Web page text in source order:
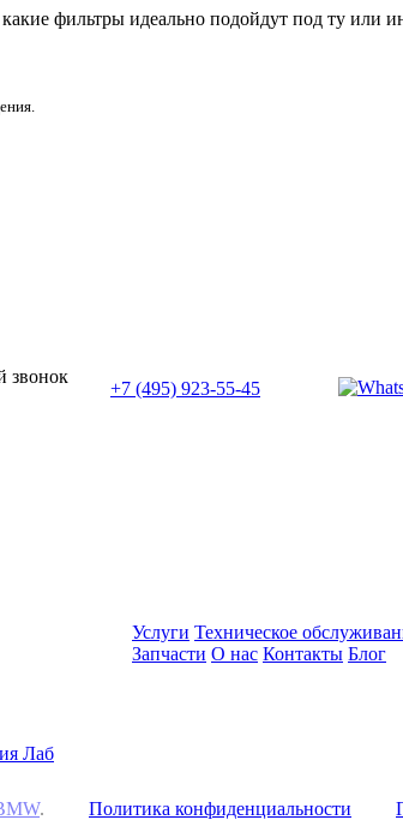
фильтры идеально подойдут под ту
звонок
+7 (495) 923-55-45
Услуги Техническое
Запчасти О нас Контакты Блог
. Политика конфиденциальности